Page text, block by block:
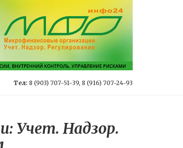
Тел: 8 (903) 707-51-39, 8 (916) 707-24-93
Учет. Надзор.